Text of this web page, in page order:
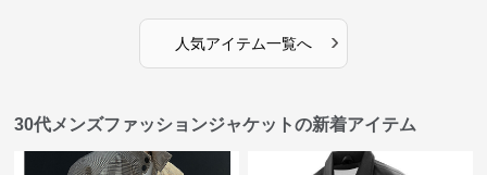
人気アイテム一覧へ ›
30代メンズファッションジャケットの新着アイテム